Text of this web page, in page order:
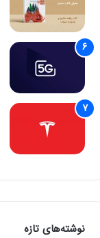
نوشته‌های تازه